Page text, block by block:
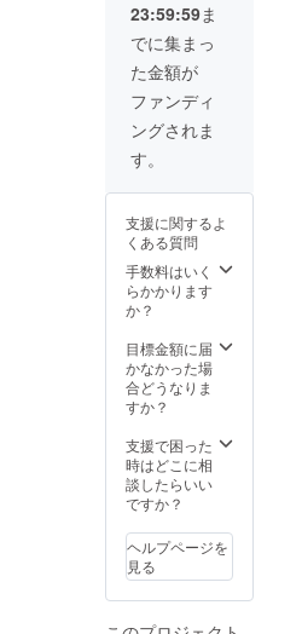
23:59:59ま
でに集まっ
た金額が
ファンディ
ングされま
す。
支援に関するよ
くある質問
手数料はいく
らかかります
か？
目標金額に届
かなかった場
合どうなりま
すか？
支援で困った
時はどこに相
談したらいい
ですか？
ヘルプページを
見る